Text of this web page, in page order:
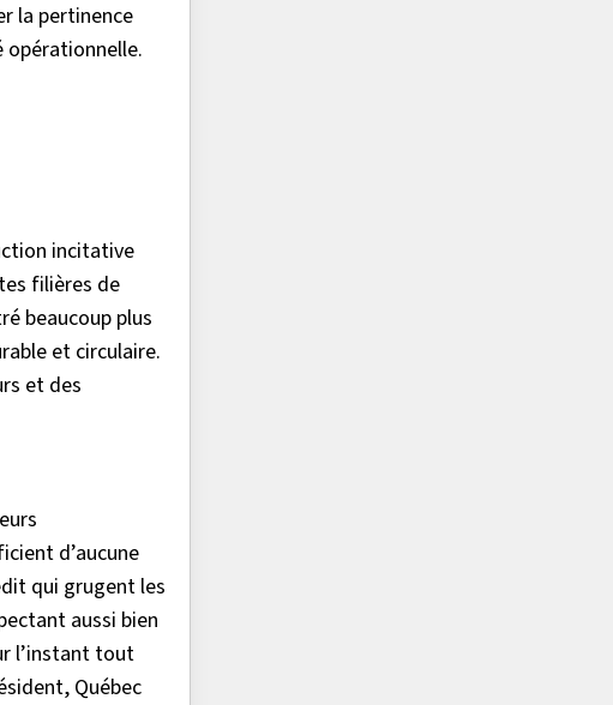
la pertinence
opérationnelle.
incitative
filières de
beaucoup plus
et circulaire.
et des
d’aucune
qui grugent les
aussi bien
l’instant tout
Québec